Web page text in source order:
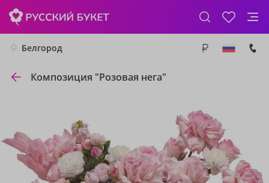
Белгород
Композиция "Розовая нега"